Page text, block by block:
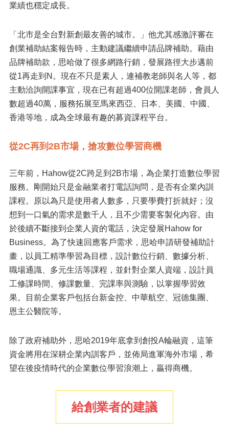
業績也穩定成長。
「北市是全台對新創最友善的城市。」他尤其感激評審在
創業補助結案報告時，主動建議繼續申請品牌補助。藉由
品牌補助款，思哈做了很多網路行銷，發展路徑大步邁前
從1再走到N。現在不只是素人，連補教老師與名人等，都
主動洽詢開課事宜，現在已有超過400位開課老師，會員人
數超過40萬，服務拓展至馬來西亞、日本、美國、中國、
香港等地，成為全球最有趣的募資課程平台。
從2C再到2B市場，搶攻數位學習商機
三年前，Hahow從2C跨足到2B市場，為企業打造數位學習
服務。剛開始只是金融業者打電話詢問，是否有企業內訓
課程。原以為只是使用者人數多，只要學費打折就好；沒
想到一口氣的需求是數千人，且不少需要客製化內容。由
於後續不斷接到企業人資的電話，決定發展Hahow for
Business。為了快速回應客戶需求，思哈申請研發補助計
畫，以員工精準學習為目標，設計數位行銷、數據分析、
職場通識、多元生活等課程，並針對企業人資端，設計員
工修課時間、修課數量、完課率與測驗，以掌握學習效
果。目前企業客戶包括台新金控、中華航空、冠德集團、
恩主公醫院等。
除了政府補助外，思哈2019年底拿到創投A輪融資，這筆
資金將用在深耕企業內訓客戶，並佈局進軍海外市場，希
望在後疫情時代的企業數位學習浪潮上，贏得商機。
給創業者的建議